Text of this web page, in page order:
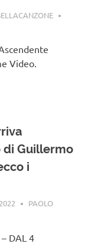
Video.
di Guillermo
i
PAOLO
– DAL 4